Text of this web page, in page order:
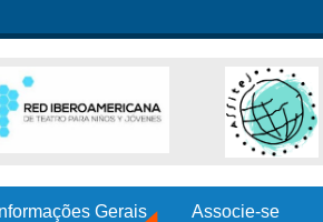
Informações Gerais Associe-se